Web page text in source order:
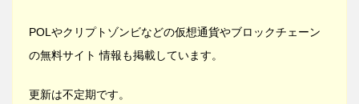
POLやクリプトゾンビなどの仮想通貨やブロックチェーン
の無料サイト 情報も掲載しています。
更新は不定期です。